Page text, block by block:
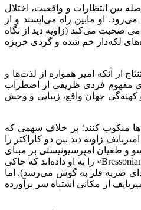
بین انتظارات و واقعیت، اختلال
او مابین راه می‌ایستد و از
صحبت می‌کند (زاویه دید از نگاه
لکه‌دار خم شده و گردی خربزه
از آنکه امیر همواره از لذت‌ها و
مفهوم فردی ظریفی از اضطراب
کهنه‌گی جهان واقع، زیبایی و وحش
منکوب کنند؛ بر خلاف سهمی که
اتمسفریک دیده نمی‌شود. امیربایف زاویه دید بین دو کاراکتر را
و طغیان امپرسیونیستی بر مبنای
ایماژ از سویی دیگر به فراموشی سپرده شده است. این موضوع می‌تواند دلیل بر بی‌نظیر بودن نسبی این کارگردان باشد. در یک نگاه سریع، می‌بینیم که منتقدان عبارت «[27]Bressonian» را به او داده‌اند که حاکی
ضربه فلز به گوش می‌رسد). اما
از مکانی اشتباه سر برآورده